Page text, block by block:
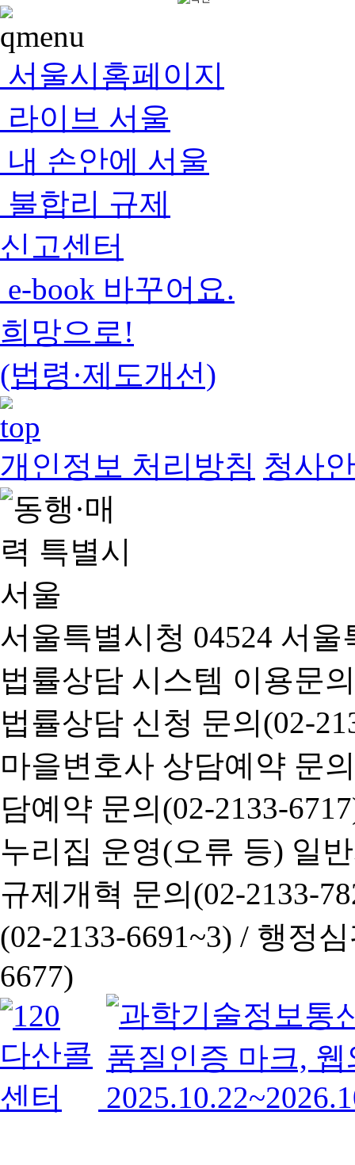
서울시홈페이지
라이브 서울
내 손안에 서울
불합리 규제
신고센터
e-book 바꾸어요.
희망으로!
(법령·제도개선)
개인정보 처리방침 청사
서울특별시청 04524 서
법률상담 시스템 이용문
법률상담 신청 문의(02-
마을변호사 상담예약 문
담예약 문의(02-2133-
누리집 운영(오류 등) 일
규제개혁 문의(02-2133-
(02-2133-6691~3) / 행정심
6677)